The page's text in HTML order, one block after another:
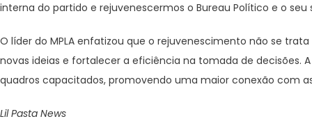
interna do partido e rejuvenescermos o Bureau Político e o seu
O líder do MPLA enfatizou que o rejuvenescimento não se
novas ideias e fortalecer a eficiência na tomada de decisões.
quadros capacitados, promovendo uma maior conexão com
Lil Pasta News